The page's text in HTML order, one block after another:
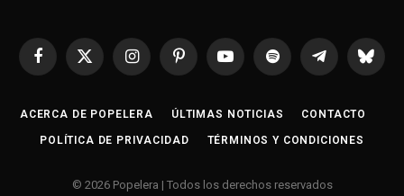
Facebook
X
InstagramPinterestYouTubeSpotify Telegrama
ACERCA DE POPELERA ÚLTIMAS NOTICIAS CONTACTO
POLÍTICA DE PRIVACIDAD TÉRMINOS Y CONDICIONES
© 2026 Popelera | Todos los derechos reservados